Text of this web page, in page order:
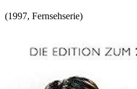
(1997, Fernsehserie)